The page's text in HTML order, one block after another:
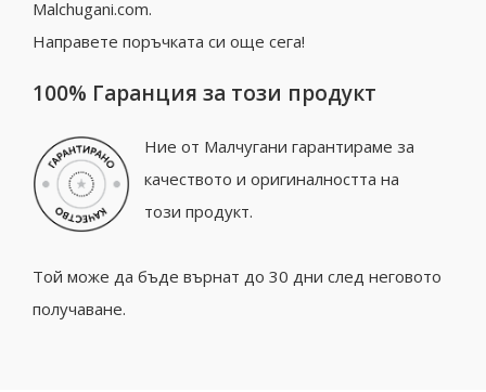
Malchugani.com.
Направете поръчката си още сега!
100% Гаранция за този продукт
Ние от Малчугани гарантираме за
качеството и оригиналността на
този продукт.
Той може да бъде върнат до 30 дни след неговото
получаване.